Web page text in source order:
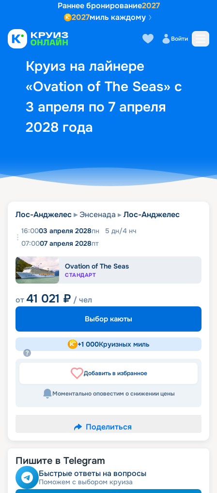
Раннее бронирование2027
2027миль каждому
Войти
Круиз на лайнере
«Ovation of The Seas» с
3 апреля по 7 апреля
2028 года
Выбор кают Маршрут и
Лос-Анджелес Энсенада Лос-Анджелес
16:0003 апреля 2028пн 5 дн/4 нч
07:0007 апреля 2028пт
Ovation of The Seas
СТАНДАРТ
от41 021 ₽ / чел
Выбор каюты
+1 000Круизных миль
Добавить в избранное
Моментально оповестим о снижении цены
Поделиться
Пишите в Telegram
Быстрые ответы на вопросы
Поможем с выбором круиза